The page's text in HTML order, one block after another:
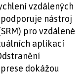
vzdálených
podporuje nástroj
pro vzdálené
aplikací
dokážou